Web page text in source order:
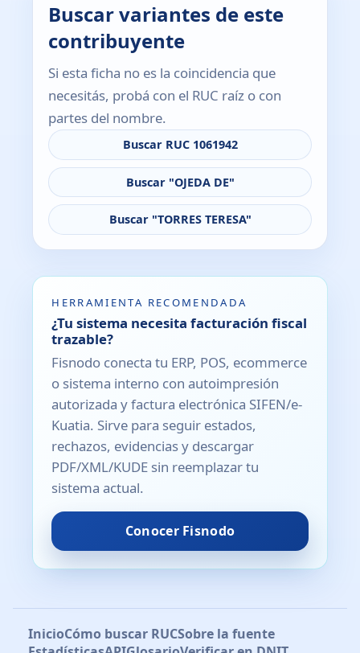
Buscar variantes de este
contribuyente
Si esta ficha no es la coincidencia que
necesitás, probá con el RUC raíz o con
partes del nombre.
Buscar RUC 1061942
Buscar "OJEDA DE"
Buscar "TORRES TERESA"
HERRAMIENTA RECOMENDADA
¿Tu sistema necesita facturación fiscal
trazable?
Fisnodo conecta tu ERP, POS, ecommerce
o sistema interno con autoimpresión
autorizada y factura electrónica SIFEN/e-
Kuatia. Sirve para seguir estados,
rechazos, evidencias y descargar
PDF/XML/KUDE sin reemplazar tu
sistema actual.
Conocer Fisnodo
InicioCómo buscar RUCSobre la fuente